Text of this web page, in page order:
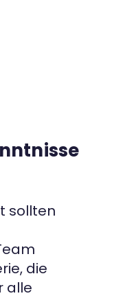
sollten
die
alle